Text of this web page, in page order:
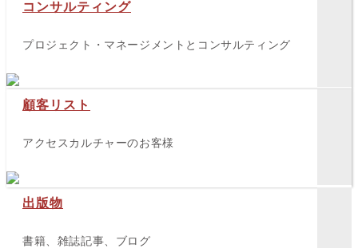
コンサルティング
プロジェクト・マネージメントとコンサルティング
顧客リスト
アクセスカルチャーのお客様
出版物
書籍、雑誌記事、ブログ